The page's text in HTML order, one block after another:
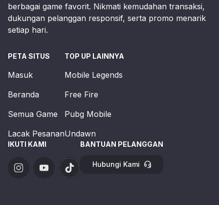
berbagai game favorit. Nikmati kemudahan transaksi,
dukungan pelanggan responsif, serta promo menarik
setiap hari.
PETA SITUS
Masuk
Beranda
Semua Game
Lacak Pesanan
TOP UP LAINNYA
Mobile Legends
Free Fire
Pubg Mobile
Undawn
IKUTI KAMI BANTUAN PELANGGAN
Hubungi Kami